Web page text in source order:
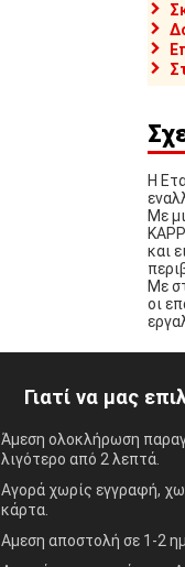
Η
Με
και
Με
οι
Γιατί να μας
Άμεση ολοκλήρωση
λιγότερο από 2 λεπτά.
Αγορά χωρίς εγγραφή,
κάρτα.
Αμεση αποστολή σε 1-2